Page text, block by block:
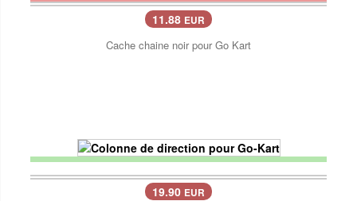
11.88 EUR
Cache chaine noir pour Go Kart
19.90 EUR